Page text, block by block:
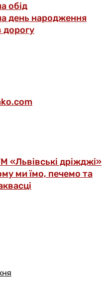
обід
день народження
дорогу
«Львівські дріжджі»
ми їмо, печемо та